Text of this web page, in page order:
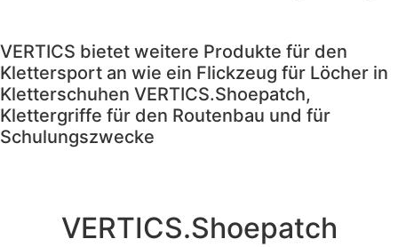
VERTICS bietet weitere Produkte für den
Klettersport an wie ein Flickzeug für Löcher in
Kletterschuhen VERTICS.Shoepatch,
Klettergriffe für den Routenbau und für
Schulungszwecke
VERTICS.Shoepatch